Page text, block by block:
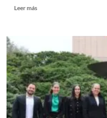
Leer másRead
San
Mateo
Atenco
jornada
de
servicios
gratuitos